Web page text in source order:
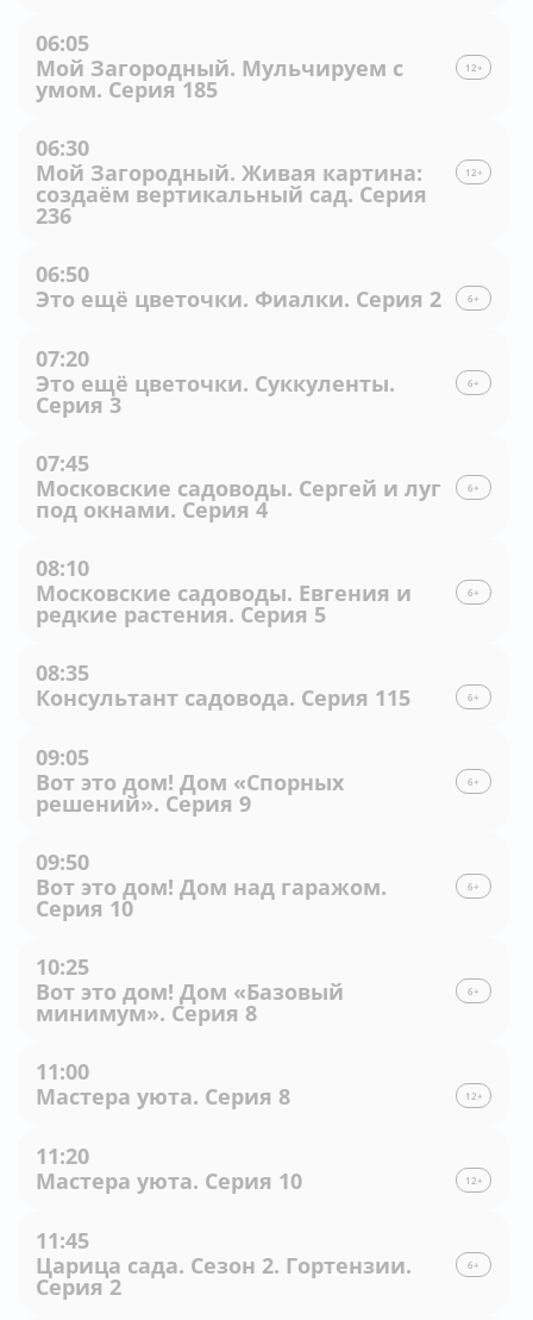
06:05
Мой Загородный. Мульчируем с
умом. Серия 185
12+
06:30
Мой Загородный. Живая картина:
создаём вертикальный сад. Серия
236
12+
06:50
Это ещё цветочки. Фиалки. Серия 2
6+
07:20
Это ещё цветочки. Суккуленты.
Серия 3
6+
07:45
Московские садоводы. Сергей и луг
под окнами. Серия 4
6+
08:10
Московские садоводы. Евгения и
редкие растения. Серия 5
6+
08:35
Консультант садовода. Серия 115
6+
09:05
Вот это дом! Дом «Спорных
решений». Серия 9
6+
09:50
Вот это дом! Дом над гаражом.
Серия 10
6+
10:25
Вот это дом! Дом «Базовый
минимум». Серия 8
6+
11:00
Мастера уюта. Серия 8
12+
11:20
Мастера уюта. Серия 10
12+
11:45
Царица сада. Сезон 2. Гортензии.
Серия 2
6+